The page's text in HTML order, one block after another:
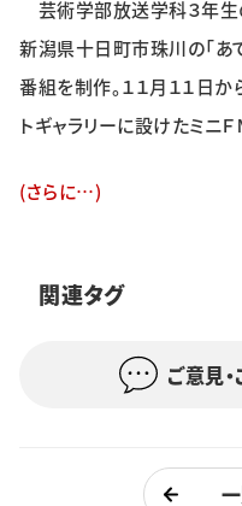
スポーツ
イベント
購読
芸術学部放送学科３年生
新潟県十日町市珠川の「あ
番組を制作。１１月１１日
トギャラリーに設けたミニ
(さらに…)
関連タグ
ご意見